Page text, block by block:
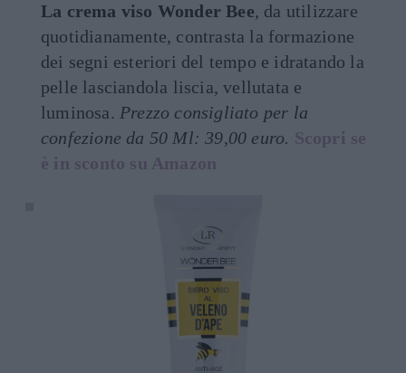
La crema viso Wonder Bee, da utilizzare
quotidianamente, contrasta la formazione
dei segni esteriori del tempo e idratando la
pelle lasciandola liscia, vellutata e
luminosa. Prezzo consigliato per la
confezione da 50 Ml: 39,00 euro. Scopri se
è in sconto su Amazon